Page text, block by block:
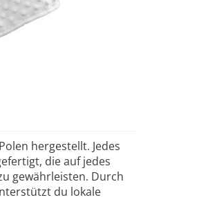
hergestellt. Jedes
die auf jedes
gewährleisten. Durch
du lokale